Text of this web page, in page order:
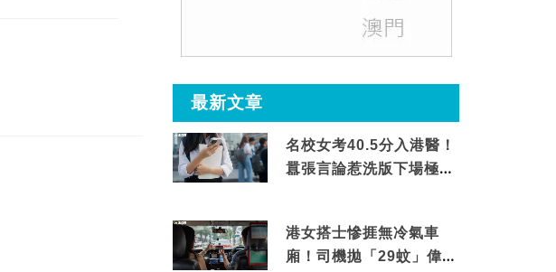
最新文章
名校女考40.5分入港醫！
囂張言論惹洗版下場極震
港女搭士慘捱無冷氣車
廂！司機拋「29蚊」偉論